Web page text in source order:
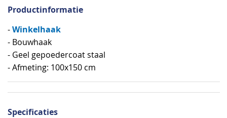
Productinformatie
-Winkelhaak
- Bouwhaak
- Geel gepoedercoat staal
- Afmeting: 100x150 cm
Specificaties